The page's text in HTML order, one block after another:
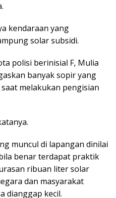
kendaraan yang
solar subsidi.
polisi berinisial F, Mulia
banyak sopir yang
melakukan pengisian
muncul di lapangan dinilai
benar terdapat praktik
ribuan liter solar
dan masyarakat
dianggap kecil.